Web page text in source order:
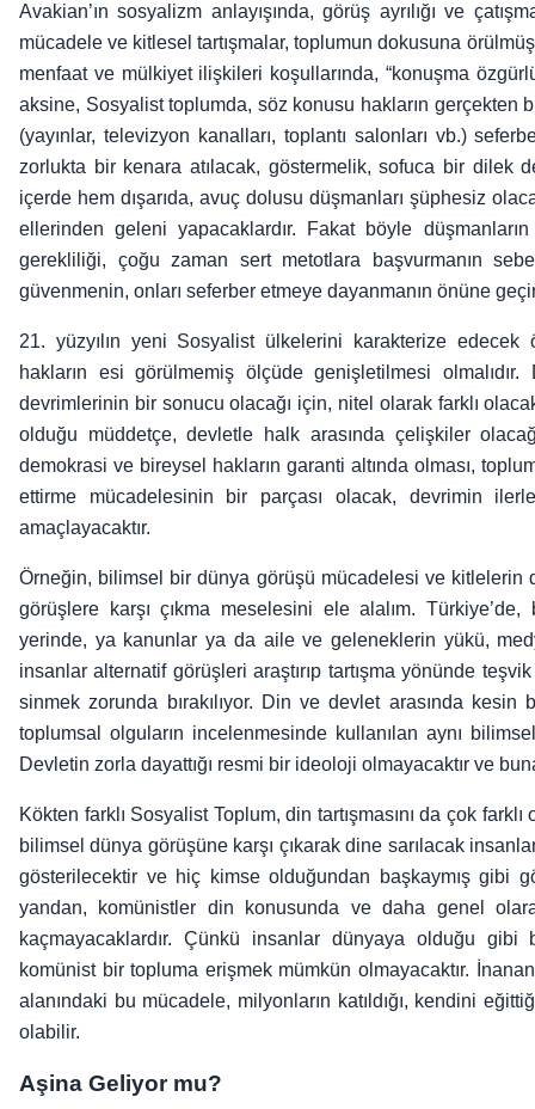
Avakian’ın sosyalizm anlayışında, görüş ayrılığı ve
mücadele ve kitlesel tartışmalar, toplumun dokusuna
menfaat ve mülkiyet ilişkileri koşullarında, “konuşma
aksine, Sosyalist toplumda, söz konusu hakların gerçekten
(yayınlar, televizyon kanalları, toplantı salonları vb.)
zorlukta bir kenara atılacak, göstermelik, sofuca bir dilek
içerde hem dışarıda, avuç dolusu düşmanları şüphesiz
ellerinden geleni yapacaklardır. Fakat böyle
gerekliliği, çoğu zaman sert metotlara başvurmanın
güvenmenin, onları seferber etmeye dayanmanın önüne
21. yüzyılın yeni Sosyalist ülkelerini karakterize
hakların esi görülmemiş ölçüde genişletilmesi
devrimlerinin bir sonucu olacağı için, nitel olarak farklı
olduğu müddetçe, devletle halk arasında çelişkiler
demokrasi ve bireysel hakların garanti altında olması,
ettirme mücadelesinin bir parçası olacak, devrimin
amaçlayacaktır.
Örneğin, bilimsel bir dünya görüşü mücadelesi ve kitlelerin
görüşlere karşı çıkma meselesini ele alalım.
yerinde, ya kanunlar ya da aile ve geleneklerin yükü,
insanlar alternatif görüşleri araştırıp tartışma yönünde
sinmek zorunda bırakılıyor. Din ve devlet arasında kesin
toplumsal olguların incelenmesinde kullanılan aynı
Devletin zorla dayattığı resmi bir ideoloji olmayacaktır ve
Kökten farklı Sosyalist Toplum, din tartışmasını da çok
bilimsel dünya görüşüne karşı çıkarak dine sarılacak
gösterilecektir ve hiç kimse olduğundan başkaymış gibi
yandan, komünistler din konusunda ve daha genel
kaçmayacaklardır. Çünkü insanlar dünyaya olduğu
komünist bir topluma erişmek mümkün olmayacaktır.
alanındaki bu mücadele, milyonların katıldığı, kendini
olabilir.
Aşina Geliyor mu?